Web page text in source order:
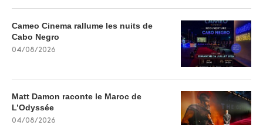
Cameo Cinema rallume les nuits de
Cabo Negro
04/08/2026
Matt Damon raconte le Maroc de
L’Odyssée
04/08/2026